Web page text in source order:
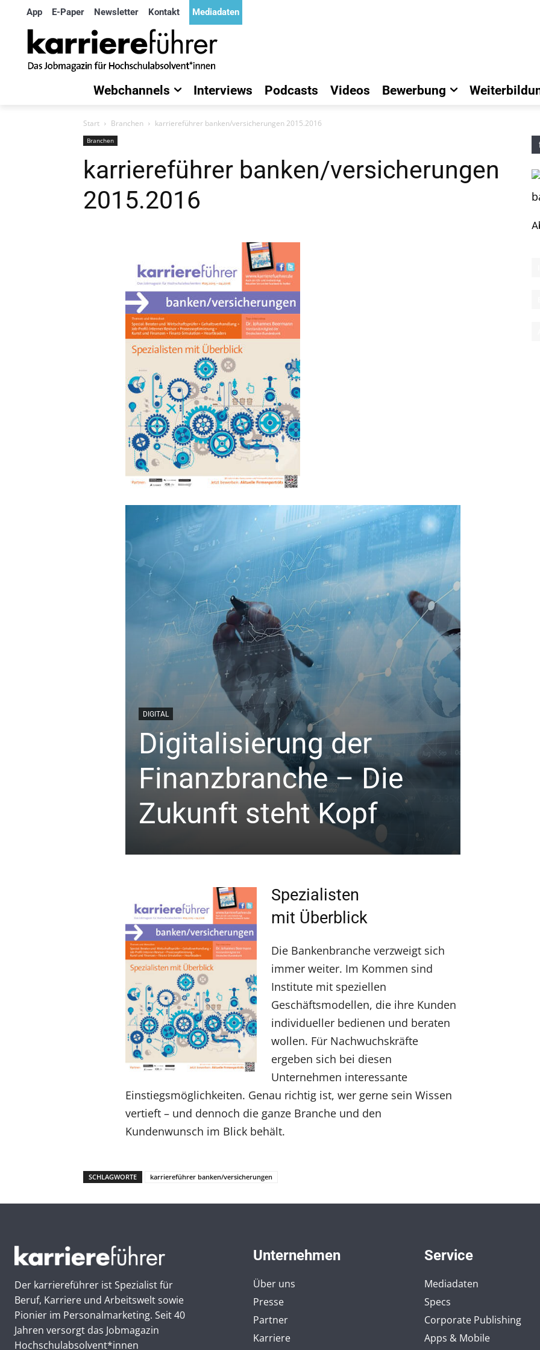
App E-Paper Newsletter Kontakt Mediadaten
Webchannels Interviews Podcasts Videos Bewerbung
Start Branchen karriereführer banken/versicherungen 2015.2016
Branchen
karriereführer banken/versicherungen
2015.2016
DIGITAL
Digitalisierung der
Finanzbranche – Die
Zukunft steht Kopf
Spezialisten
mit Überblick
Die Bankenbranche verzweigt sich
immer weiter. Im Kommen sind
Institute mit speziellen
Geschäftsmodellen, die ihre Kunden
individueller bedienen und beraten
wollen. Für Nachwuchskräfte
ergeben sich bei diesen
Unternehmen interessante
Einstiegsmöglichkeiten. Genau richtig ist, wer gerne sein Wissen
vertieft – und dennoch die ganze Branche und den
Kundenwunsch im Blick behält.
SCHLAGWORTE karriereführer banken/versicherungen
Der karriereführer ist Spezialist für
Beruf, Karriere und Arbeitswelt sowie
Pionier im Personal­marketing. Seit 40
Jahren versorgt das Jobmagazin
Hochschul­absolvent*innen
Unternehmen
Über uns
Presse
Partner
Karriere
Service
Mediadaten
Specs
Corporate Publishing
Apps & Mobile